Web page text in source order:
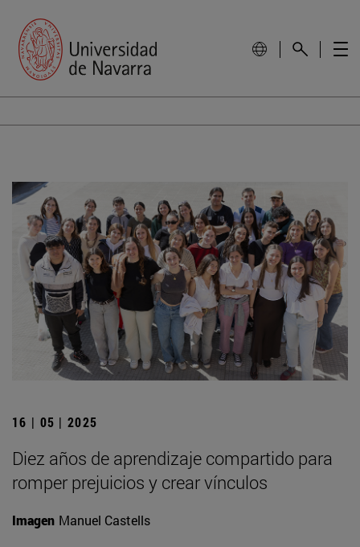
16 | 05 | 2025
Diez años de aprendizaje compartido para
romper prejuicios y crear vínculos
Imagen Manuel Castells